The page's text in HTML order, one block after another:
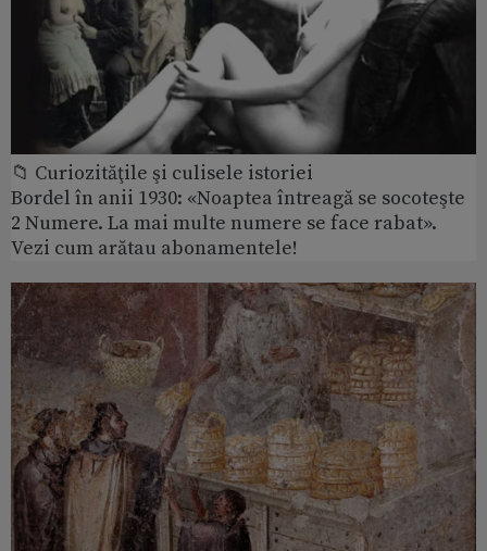
📁 Curiozităţile şi culisele istoriei
Bordel în anii 1930: «Noaptea întreagă se socoteşte
2 Numere. La mai multe numere se face rabat».
Vezi cum arătau abonamentele!